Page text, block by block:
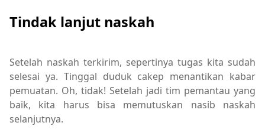
Tindak lanjut naskah
Setelah naskah terkirim, sepertinya tugas kita sudah
selesai ya. Tinggal duduk cakep menantikan kabar
pemuatan. Oh, tidak! Setelah jadi tim pemantau yang
baik, kita harus bisa memutuskan nasib naskah
selanjutnya.